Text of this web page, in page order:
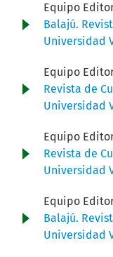
Equipo
Balajú.
Universidad
Equipo
Revista de
Universidad
Equipo
Revista de
Universidad
Equipo
Balajú.
Universidad